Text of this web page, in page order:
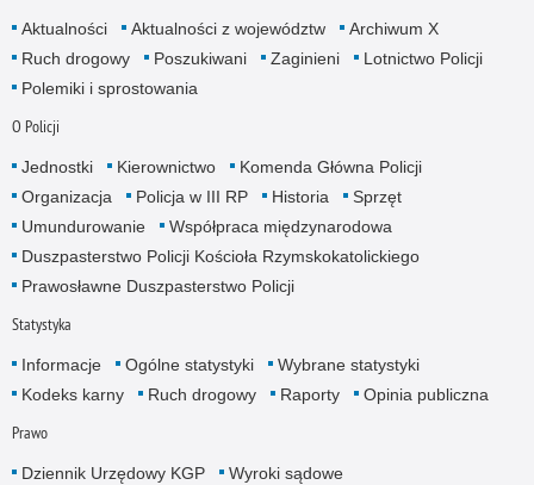
Aktualności Aktualności z województw
Archiwum X
Ruch drogowy
Poszukiwani Zaginieni
Lotnictwo Policji
Polemiki i sprostowania
O Policji
Jednostki Kierownictwo
Komenda Główna Policji
Organizacja
Policja w III RP Historia
Sprzęt
Umundurowanie
Współpraca międzynarodowa
Duszpasterstwo Policji Kościoła Rzymskokatolickiego
Prawosławne Duszpasterstwo Policji
Statystyka
Informacje Ogólne statystyki
Wybrane statystyki
Kodeks karny
Ruch drogowy Raporty Opinia publiczna
Prawo
Dziennik Urzędowy KGP Wyroki sądowe